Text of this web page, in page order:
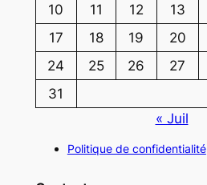
10
11 12 13
17
18 19 20
24
25 26 27
31
« Juil
Politique de confidentialité